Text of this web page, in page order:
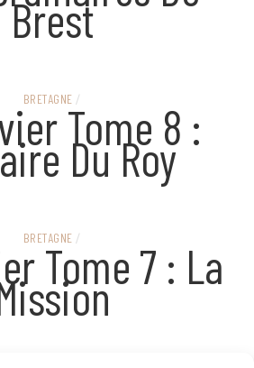
Brest
BRETAGNE /
Tome 8 :
Du Roy
BRETAGNE /
Tome 7 : La